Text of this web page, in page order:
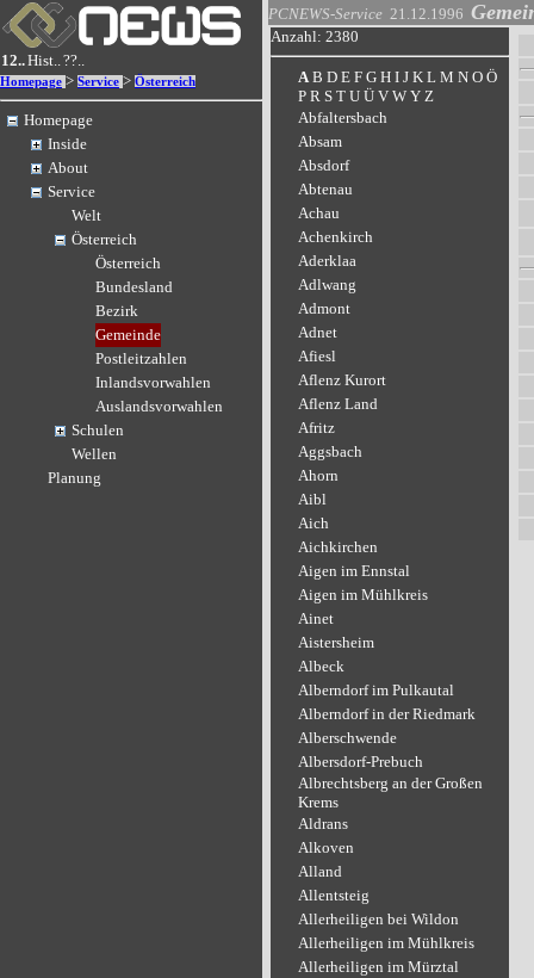
12..Hist..??..
Homepage > Service > Österreich
Homepage
Inside
About
Service
Welt
Österreich
Österreich
Bundesland
Bezirk
Gemeinde
Postleitzahlen
Inlandsvorwahlen
Auslandsvorwahlen
Schulen
Wellen
Planung
PCNEWS-Service 21.12.1996
Anzahl: 2380
A B D E F G H I J K L M N O Ö
P R S T U Ü V W Y Z
Abfaltersbach
Absam
Absdorf
Abtenau
Achau
Achenkirch
Aderklaa
Adlwang
Admont
Adnet
Afiesl
Aflenz Kurort
Aflenz Land
Afritz
Aggsbach
Ahorn
Aibl
Aich
Aichkirchen
Aigen im Ennstal
Aigen im Mühlkreis
Ainet
Aistersheim
Albeck
Alberndorf im Pulkautal
Alberndorf in der Riedmark
Alberschwende
Albersdorf-Prebuch
Albrechtsberg an der Großen
Krems
Aldrans
Alkoven
Alland
Allentsteig
Allerheiligen bei Wildon
Allerheiligen im Mühlkreis
Allerheiligen im Mürztal